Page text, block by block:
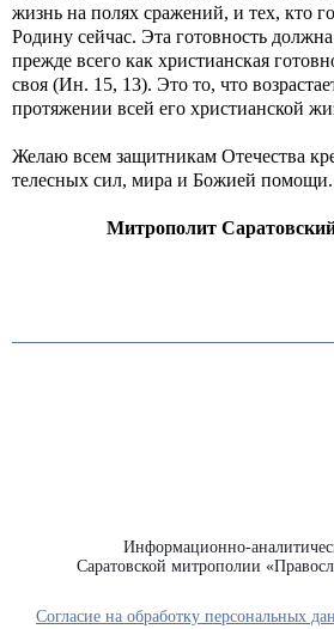
жизнь на полях сражений, и тех, кто
Родину сейчас. Эта готовность
прежде всего как христианская
своя (Ин. 15, 13). Это то, что
протяжении всей его христианской
Желаю всем защитникам Отечества
телесных сил, мира и Божией помощи.
Митрополит
Информационно-
Саратовской митрополии
Согласие на обработку персональных